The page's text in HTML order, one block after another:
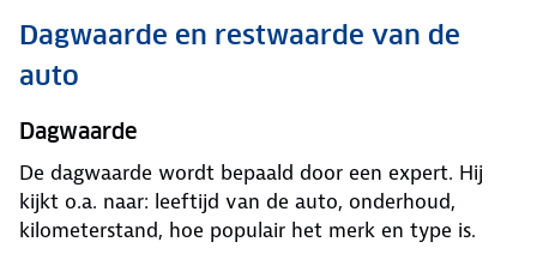
Dagwaarde en restwaarde van de
auto
Dagwaarde
De dagwaarde wordt bepaald door een expert. Hij
kijkt o.a. naar: leeftijd van de auto, onderhoud,
kilometerstand, hoe populair het merk en type is.